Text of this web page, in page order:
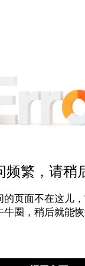
频繁，请稍
的页面不在这儿
牛圈，稍后就能